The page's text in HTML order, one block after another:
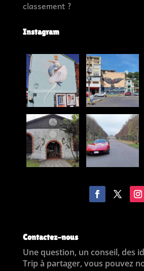
classement ?
Instagram
Contactez-nous
Une question, un conseil, des
Trip à partager, vous pouvez